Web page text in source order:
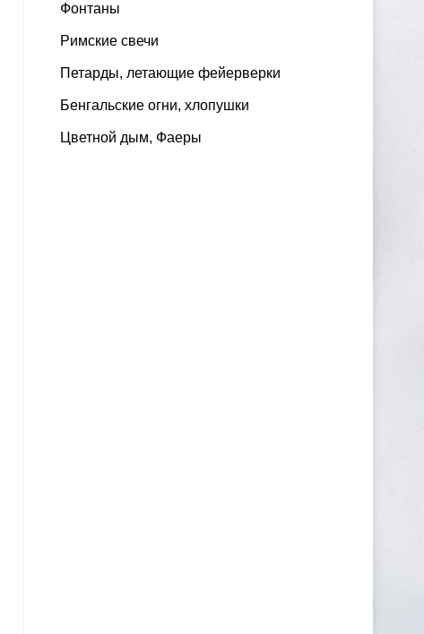
Фонтаны
Римские свечи
Петарды, летающие фейерверки
Бенгальские огни, хлопушки
Цветной дым, Фаеры